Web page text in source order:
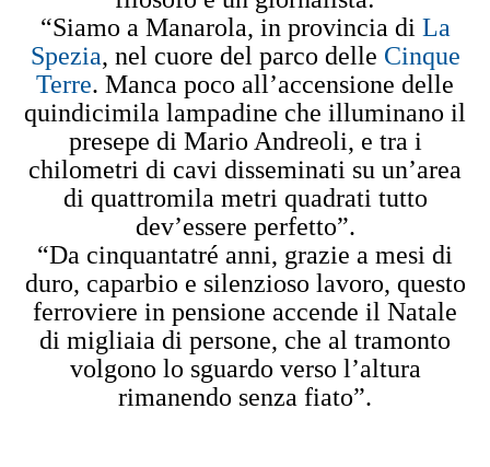
“Siamo a Manarola, in provincia di La
Spezia, nel cuore del parco delle Cinque
Terre. Manca poco all’accensione delle
quindicimila lampadine che illuminano il
presepe di Mario Andreoli, e tra i
chilometri di cavi disseminati su un’area
di quattromila metri quadrati tutto
dev’essere perfetto”.
“Da cinquantatré anni, grazie a mesi di
duro, caparbio e silenzioso lavoro, questo
ferroviere in pensione accende il Natale
di migliaia di persone, che al tramonto
volgono lo sguardo verso l’altura
rimanendo senza fiato”.